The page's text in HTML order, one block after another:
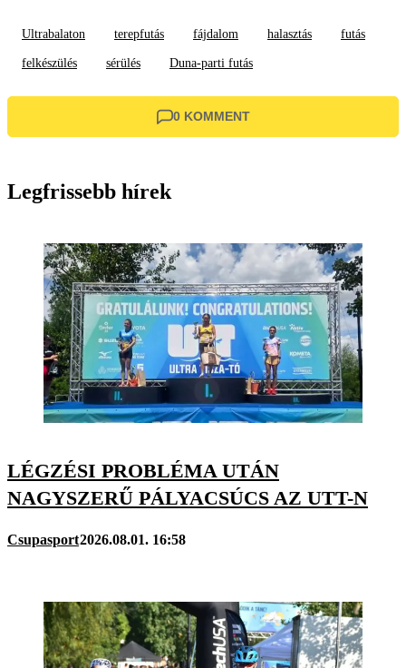
Ultrabalaton terepfutás fájdalom halasztás futás
felkészülés sérülés Duna-parti futás
0 KOMMENT
Legfrissebb hírek
LÉGZÉSI PROBLÉMA UTÁN
NAGYSZERŰ PÁLYACSÚCS AZ UTT-N
Csupasport2026.08.01. 16:58